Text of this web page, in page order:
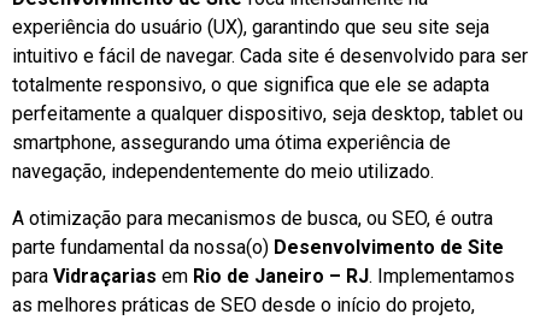
experiência do usuário (UX), garantindo que seu site seja
intuitivo e fácil de navegar. Cada site é desenvolvido para ser
totalmente responsivo, o que significa que ele se adapta
perfeitamente a qualquer dispositivo, seja desktop, tablet ou
smartphone, assegurando uma ótima experiência de
navegação, independentemente do meio utilizado.
A otimização para mecanismos de busca, ou SEO, é outra
parte fundamental da nossa(o) Desenvolvimento de Site
para Vidraçarias em Rio de Janeiro – RJ. Implementamos
as melhores práticas de SEO desde o início do projeto,